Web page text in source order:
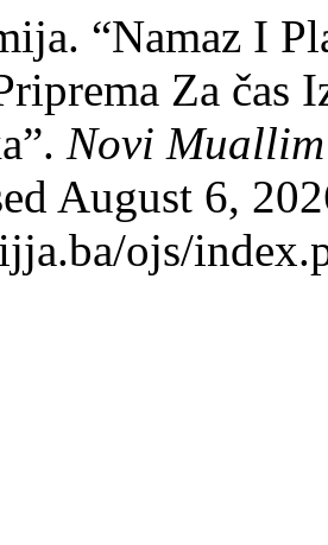
“Namaz I
Za čas
Novi Muallim
August 6,
ojs/